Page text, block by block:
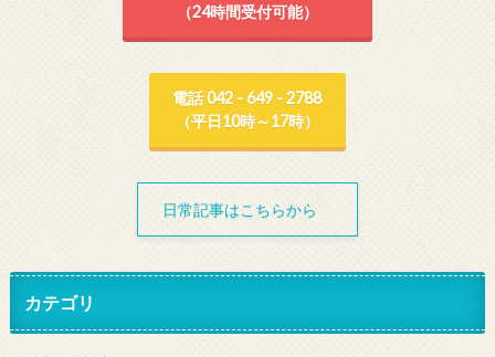
（24時間受付可能）
電話 042 - 649 - 2788
（平日10時～17時）
日常記事はこちらから
カテゴリ